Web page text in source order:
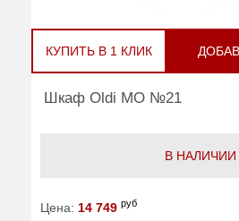
КУПИТЬ В 1 КЛИК
Шкаф Oldi МО №21
В НАЛИЧИИ
Цена: 14 749 руб